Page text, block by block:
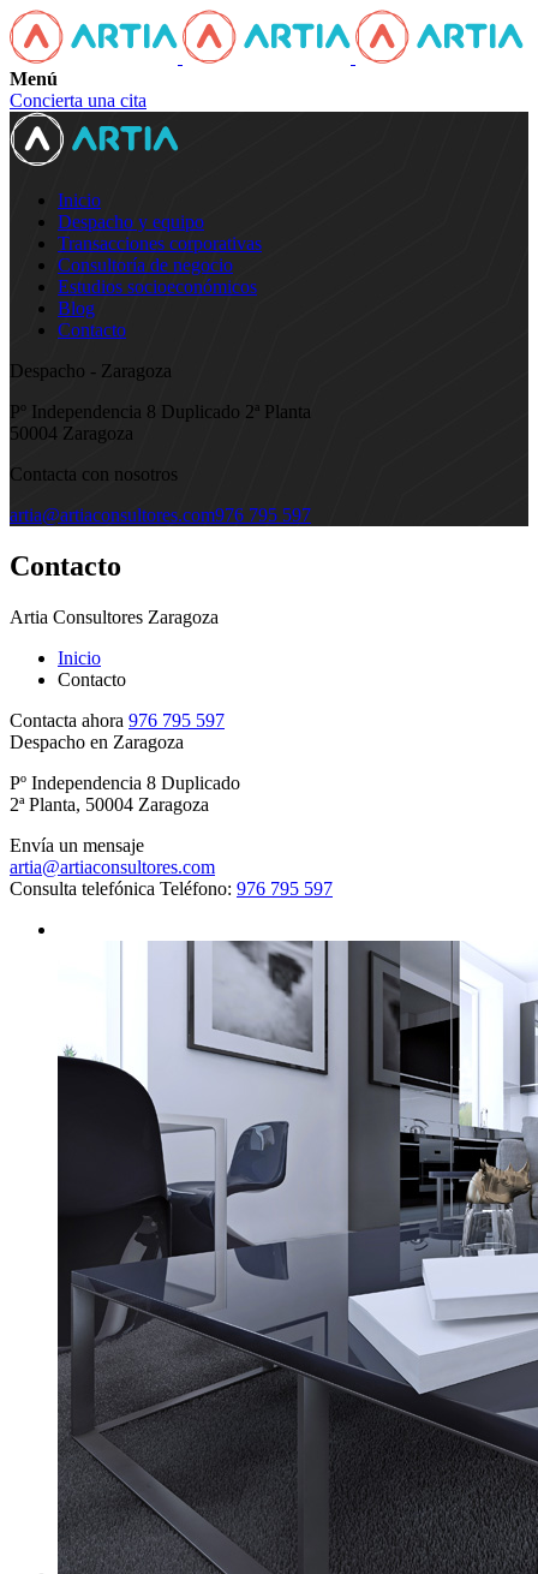
Menú
Concierta una cita
Inicio
Despacho y equipo
Transacciones corporativas
Consultoría de negocio
Estudios socioeconómicos
Blog
Contacto
Despacho - Zaragoza
Pº Independencia 8 Duplicado 2ª Planta
50004 Zaragoza
Contacta con nosotros
artia@artiaconsultores.com976 795 597
Contacto
Artia Consultores Zaragoza
Inicio
Contacto
Contacta ahora 976 795 597
Despacho en Zaragoza
Pº Independencia 8 Duplicado
2ª Planta, 50004 Zaragoza
Envía un mensaje
artia@artiaconsultores.com
Consulta telefónica Teléfono: 976 795 597